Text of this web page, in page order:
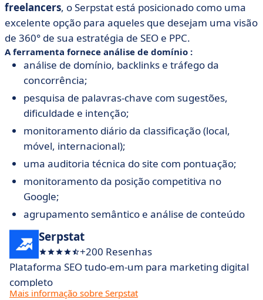
freelancers, o Serpstat está posicionado como uma
excelente opção para aqueles que desejam uma visão
de 360° de sua estratégia de SEO e PPC.
A ferramenta fornece análise de domínio :
análise de domínio, backlinks e tráfego da
concorrência;
pesquisa de palavras-chave com sugestões,
dificuldade e intenção;
monitoramento diário da classificação (local,
móvel, internacional);
uma auditoria técnica do site com pontuação;
monitoramento da posição competitiva no
Google;
agrupamento semântico e análise de conteúdo
Serpstat
+200 Resenhas
Plataforma SEO tudo-em-um para marketing digital
completo
Mais informação sobre Serpstat